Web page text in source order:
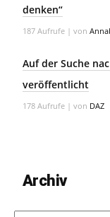
denken“
187 Aufrufe | von
Auf der Suche
veröffentlicht
178 Aufrufe | von DAZ
Archiv
Archiv